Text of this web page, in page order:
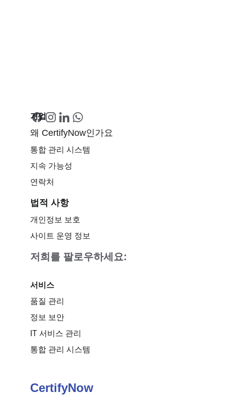
기업
왜 CertifyNow인가요
통합 관리 시스템
지속 가능성
연락처
법적 사항
개인정보 보호
사이트 운영 정보
서비스
품질 관리
정보 보안
IT 서비스 관리
통합 관리 시스템
저희를 팔로우하세요:
CertifyNow